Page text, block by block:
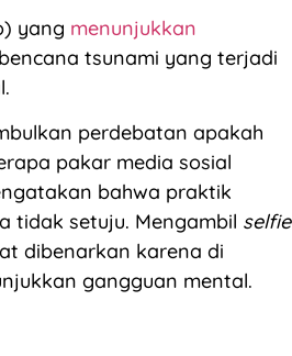
yang menunjukkan
tsunami yang terjadi
perdebatan apakah
pakar media sosial
bahwa praktik
tidak setuju. Mengambil selfie
dibenarkan karena di
gangguan mental.